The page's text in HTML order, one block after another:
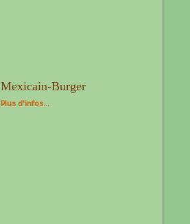
Mexicain-Burger
Plus d'infos...